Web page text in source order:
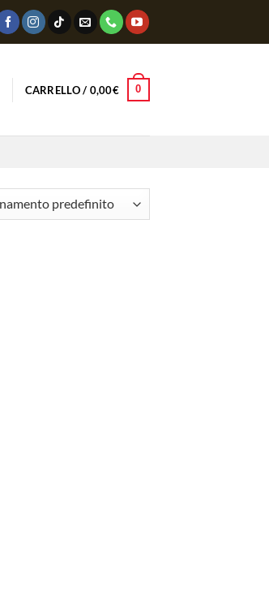
CARRELLO / 0,00€ 0